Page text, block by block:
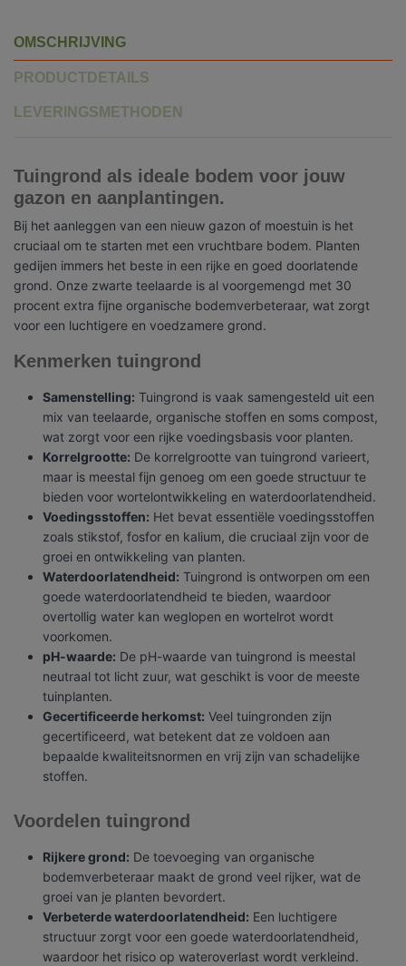
OMSCHRIJVING
PRODUCTDETAILS
LEVERINGSMETHODEN
Tuingrond als ideale bodem voor jouw
gazon en aanplantingen.
Bij het aanleggen van een nieuw gazon of moestuin is het
cruciaal om te starten met een vruchtbare bodem. Planten
gedijen immers het beste in een rijke en goed doorlatende
grond. Onze zwarte teelaarde is al voorgemengd met 30
procent extra fijne organische bodemverbeteraar, wat zorgt
voor een luchtigere en voedzamere grond.
Kenmerken tuingrond
Samenstelling: Tuingrond is vaak samengesteld uit een
mix van teelaarde, organische stoffen en soms compost,
wat zorgt voor een rijke voedingsbasis voor planten.
Korrelgrootte: De korrelgrootte van tuingrond varieert,
maar is meestal fijn genoeg om een goede structuur te
bieden voor wortelontwikkeling en waterdoorlatendheid.
Voedingsstoffen: Het bevat essentiële voedingsstoffen
zoals stikstof, fosfor en kalium, die cruciaal zijn voor de
groei en ontwikkeling van planten.
Waterdoorlatendheid: Tuingrond is ontworpen om een
goede waterdoorlatendheid te bieden, waardoor
overtollig water kan weglopen en wortelrot wordt
voorkomen.
pH-waarde: De pH-waarde van tuingrond is meestal
neutraal tot licht zuur, wat geschikt is voor de meeste
tuinplanten.
Gecertificeerde herkomst: Veel tuingronden zijn
gecertificeerd, wat betekent dat ze voldoen aan
bepaalde kwaliteitsnormen en vrij zijn van schadelijke
stoffen.
Voordelen tuingrond
Rijkere grond: De toevoeging van organische
bodemverbeteraar maakt de grond veel rijker, wat de
groei van je planten bevordert.
Verbeterde waterdoorlatendheid: Een luchtigere
structuur zorgt voor een goede waterdoorlatendheid,
waardoor het risico op wateroverlast wordt verkleind.